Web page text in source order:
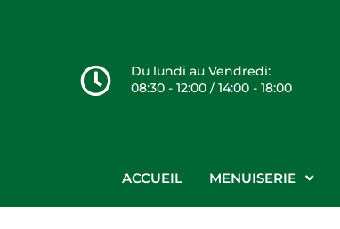
Du lundi au Vendredi:
08:30 - 12:00 / 14:00 - 18:00
ACCUEIL MENUISERIE